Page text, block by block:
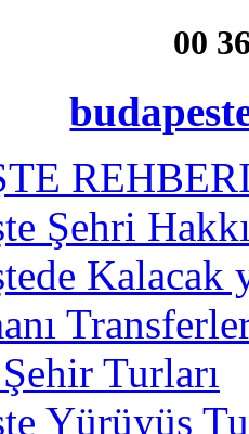
00
Şehri
Kalacak
Turları
Yürüyüş